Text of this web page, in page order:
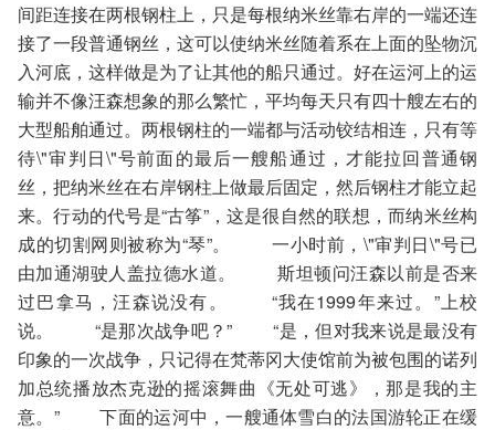
间距连接在两根钢柱上，只是每根纳米丝靠右岸的一端还连
接了一段普通钢丝，这可以使纳米丝随着系在上面的坠物沉
入河底，这样做是为了让其他的船只通过。好在运河上的运
输并不像汪森想象的那么繁忙，平均每天只有四十艘左右的
大型船舶通过。两根钢柱的一端都与活动铰结相连，只有等
待\"审判日\"号前面的最后一艘船通过，才能拉回普通钢
丝，把纳米丝在右岸钢柱上做最后固定，然后钢柱才能立起
来。行动的代号是“古筝”，这是很自然的联想，而纳米丝构
成的切割网则被称为“琴”。 一小时前，\"审判日\"号已
由加通湖驶人盖拉德水道。 斯坦顿问汪森以前是否来
过巴拿马，汪森说没有。 “我在1999年来过。”上校
说。 “是那次战争吧？” “是，但对我来说是最没有
印象的一次战争，只记得在梵蒂冈大使馆前为被包围的诺列
加总统播放杰克逊的摇滚舞曲《无处可逃》，那是我的主
意。” 下面的运河中，一艘通体雪白的法国游轮正在缓